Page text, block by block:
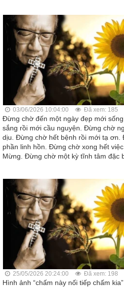
03/06/2026 10:04:00 Đã xem: 185
Đừng chờ đến một ngày đẹp mới
sắng rồi mới cầu nguyện. Đừng chờ
dịu. Đừng chờ hết bệnh rồi mới tạ ơn.
phần linh hồn. Đừng chờ xong hết
Mừng. Đừng chờ một kỳ tĩnh tâm đặc
25/05/2026 20:24:00 Đã xem: 198
Hình ảnh “chấm này nối tiếp chấm